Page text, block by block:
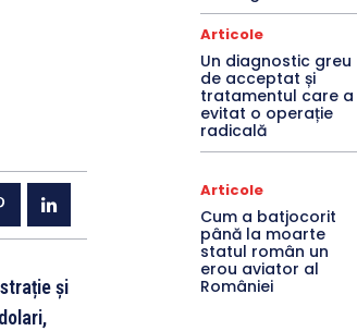
și
Articole
Un diagnostic greu
de acceptat și
tratamentul care a
evitat o operație
radicală
Articole
Cum a batjocorit
până la moarte
statul român un
erou aviator al
României